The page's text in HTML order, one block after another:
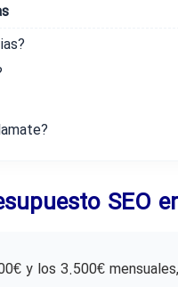
SEO
y los 3.500€